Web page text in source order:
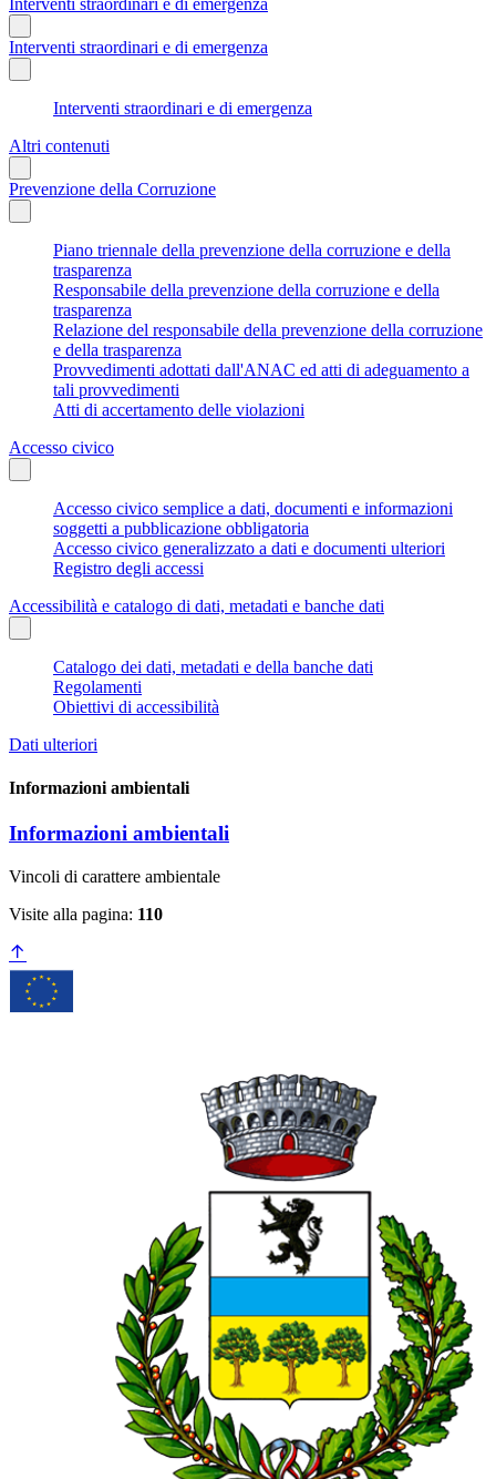
Interventi straordinari e di emergenza
Interventi straordinari e di emergenza
Altri contenuti
Prevenzione della Corruzione
Piano triennale della prevenzione della corruzione e della
trasparenza
Responsabile della prevenzione della corruzione e della
trasparenza
Relazione del responsabile della prevenzione della corruzione
e della trasparenza
Provvedimenti adottati dall'ANAC ed atti di adeguamento a
tali provvedimenti
Atti di accertamento delle violazioni
Accesso civico
Accesso civico semplice a dati, documenti e informazioni
soggetti a pubblicazione obbligatoria
Accesso civico generalizzato a dati e documenti ulteriori
Registro degli accessi
Accessibilità e catalogo di dati, metadati e banche dati
Catalogo dei dati, metadati e della banche dati
Regolamenti
Obiettivi di accessibilità
Dati ulteriori
Informazioni ambientali
Informazioni ambientali
Vincoli di carattere ambientale
Visite alla pagina: 110